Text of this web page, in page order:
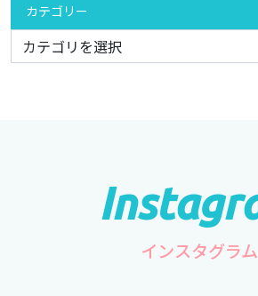
カテゴリー
インスタグラム